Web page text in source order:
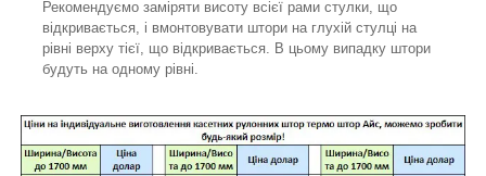
Рекомендуємо заміряти висоту всієї рами стулки, що
відкривається, і вмонтовувати штори на глухій стулці на
рівні верху тієї, що відкривається. В цьому випадку штори
будуть на одному рівні.